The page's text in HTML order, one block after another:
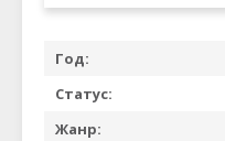
Год:
Статус:
Жанр: